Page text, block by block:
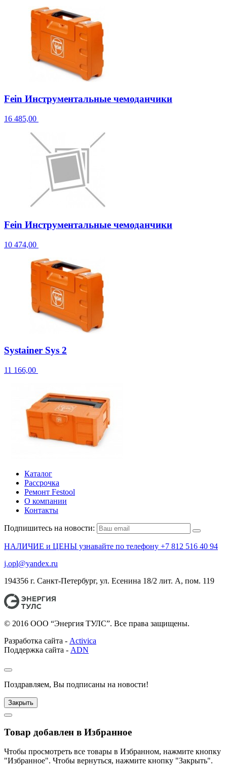
Fein Инструментальные чемоданчики
16 485,00
Fein Инструментальные чемоданчики
10 474,00
Systainer Sys 2
11 166,00
Каталог
Рассрочка
Ремонт Festool
О компании
Контакты
Подпишитесь на новости:
НАЛИЧИЕ и ЦЕНЫ узнавайте по телефону +7 812 516 40 94
j.opl@yandex.ru
194356 г. Санкт-Петербург, ул. Есенина 18/2 лит. А, пом. 119
© 2016 ООО “Энергия ТУЛС”. Все права защищены.
Разработка сайта - Activica
Поддержка сайта - ADN
Поздравляем, Вы подписаны на новости!
Закрыть
Товар добавлен в Избранное
Чтобы просмотреть все товары в Избранном, нажмите кнопку
"Избранное". Чтобы вернуться, нажмите кнопку "Закрыть".